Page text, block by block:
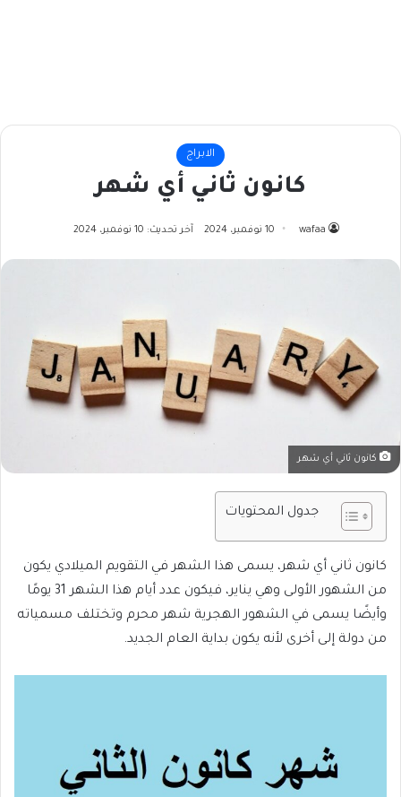
الابراج
كانون ثاني أي شهر
wafaa 10 نوفمبر، 2024 آخر تحديث: 10 نوفمبر، 2024
كانون ثاني أي شهر
جدول المحتويات
كانون ثاني أي شهر، يسمى هذا الشهر في التقويم الميلادي يكون
من الشهور الأولى وهي يناير، فيكون عدد أيام هذا الشهر 31 يومًا
وأيضًا يسمى في الشهور الهجرية شهر محرم وتختلف مسمياته
من دولة إلى أخرى لأنه يكون بداية العام الجديد.